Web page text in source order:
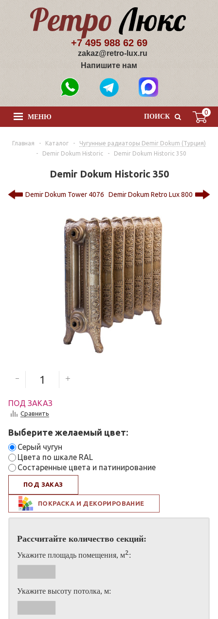
+7 495 988 62 69
zakaz@retro-lux.ru
Напишите нам
0
ПОИСК
МЕНЮ
Главная - Каталог -
Чугунные радиаторы Demir Dokum (Турция)
-
Demir Dokum Historic - Demir Dokum Historic 350
Demir Dokum Historic 350
Demir Dokum Tower 4076 Demir Dokum Retro Lux 800
ПОД ЗАКАЗ
Сравнить
Выберите желаемый цвет:
Серый чугун
Цвета по шкале RAL
Состаренные цвета и патинирование
ПОД ЗАКАЗ
ПОКРАСКА И ДЕКОРИРОВАНИЕ
Рассчитайте количество секций:
Укажите площадь помещения, м2 :
Укажите высоту потолка, м: